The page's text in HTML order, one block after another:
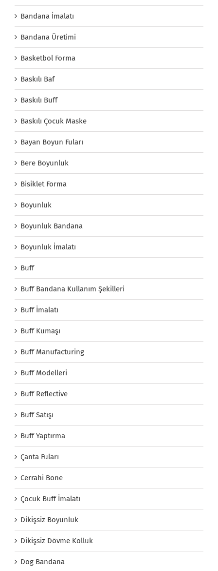
Bandana İmalatı
Bandana Üretimi
Basketbol Forma
Baskılı Baf
Baskılı Buff
Baskılı Çocuk Maske
Bayan Boyun Fuları
Bere Boyunluk
Bisiklet Forma
Boyunluk
Boyunluk Bandana
Boyunluk İmalatı
Buff
Buff Bandana Kullanım Şekilleri
Buff İmalatı
Buff Kumaşı
Buff Manufacturing
Buff Modelleri
Buff Reflective
Buff Satışı
Buff Yaptırma
Çanta Fuları
Cerrahi Bone
Çocuk Buff İmalatı
Dikişsiz Boyunluk
Dikişsiz Dövme Kolluk
Dog Bandana